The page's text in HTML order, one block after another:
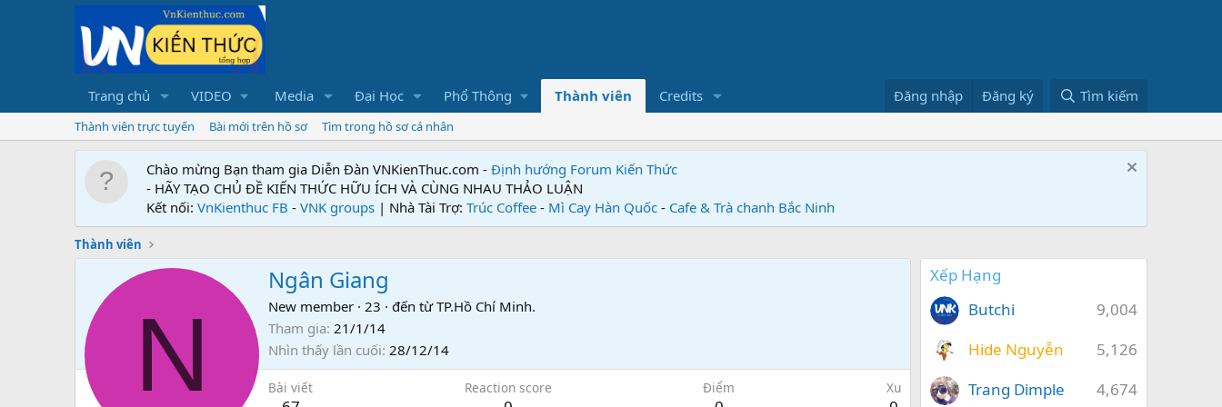
Trang chủ VIDEO Media Đại Học Phổ Thông Thành viên Credits Đăng nhập Đăng ký Tìm kiếm
Thành viên trực tuyến Bài mới trên hồ sơ Tìm trong hồ sơ cá nhân
Chào mừng Bạn tham gia Diễn Đàn VNKienThuc.com - Định hướng Forum Kiến Thức
- HÃY TẠO CHỦ ĐỀ KIẾN THỨC HỮU ÍCH VÀ CÙNG NHAU THẢO LUẬN
Kết nối: VnKienthuc FB - VNK groups | Nhà Tài Trợ: Trúc Coffee - Mì Cay Hàn Quốc - Cafe & Trà chanh Bắc Ninh
Thành viên
N
Ngân Giang
New member · 23 · đến từ TP.Hồ Chí Minh.
Tham gia 21/1/14
Nhìn thấy lần cuối 28/12/14
Bài viết Reaction score Điểm Xu
Xếp Hạng
9,004
Butchi
5,126
Hide Nguyễn
4,674
Trang Dimple